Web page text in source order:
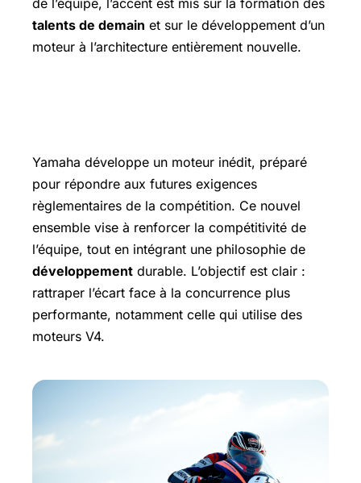
de l’équipe, l’accent est mis sur la formation des
talents de demain et sur le développement d’un
moteur à l’architecture entièrement nouvelle.
Yamaha développe un moteur inédit, préparé
pour répondre aux futures exigences
règlementaires de la compétition. Ce nouvel
ensemble vise à renforcer la compétitivité de
l’équipe, tout en intégrant une philosophie de
développement durable. L’objectif est clair :
rattraper l’écart face à la concurrence plus
performante, notamment celle qui utilise des
moteurs V4.